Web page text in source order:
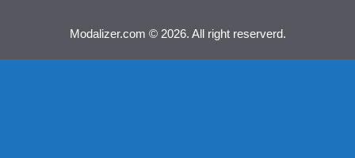
Modalizer.com © 2026. All right reserverd.